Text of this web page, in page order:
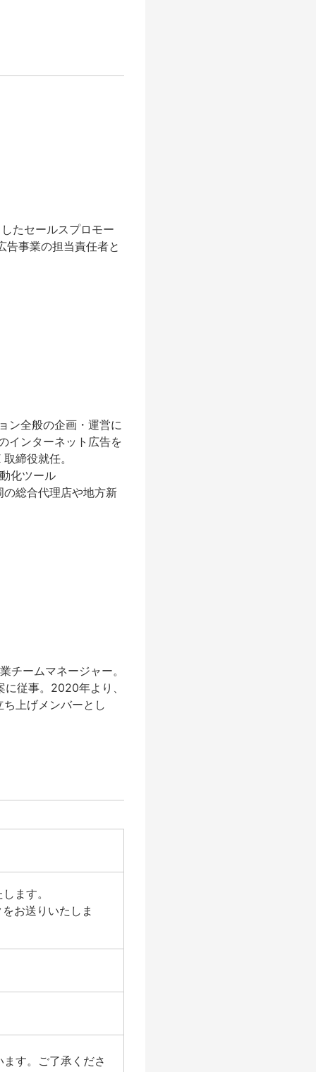
たセールスプロモー
事業の担当責任者と
ン全般の企画・運営に
インターネット広告を
締役就任。
化ツール
総合代理店や地方新
チームマネージャー。
従事。2020年より、
上げメンバーとし
ます。
お送りいたしま
す。ご了承くださ